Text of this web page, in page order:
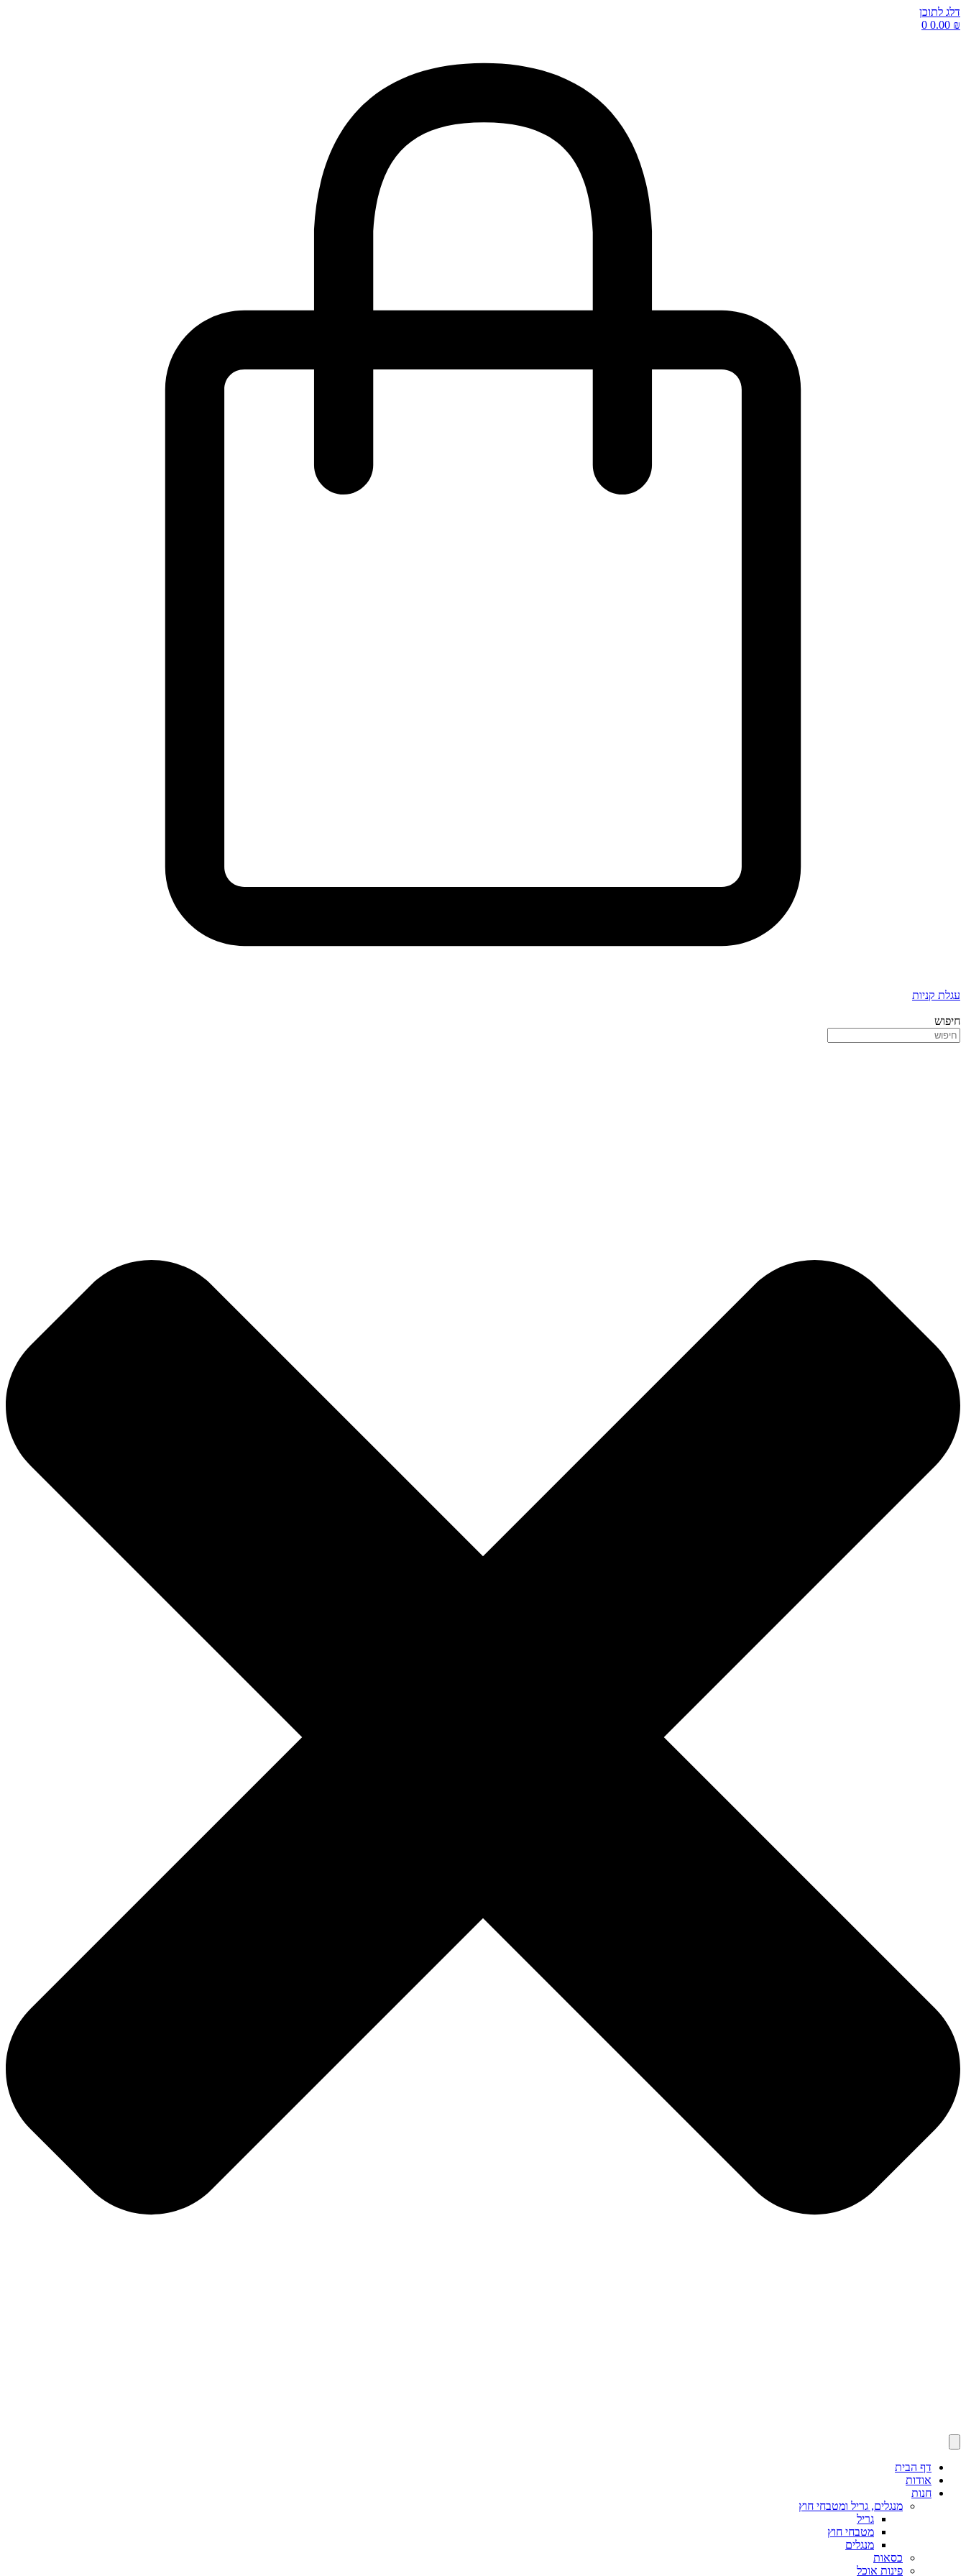
דלג לתוכן
0.00 ₪
0
עגלת קניות
חיפוש
דף הבית
אודות
חנות
מנגלים, גריל ומטבחי חוץ
גריל
מטבחי חוץ
מנגלים
כסאות
פינות אוכל